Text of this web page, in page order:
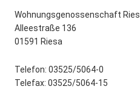
Wohnungsgenossenschaft
Alleestraße 136
01591 Riesa
Telefon: 03525/5064-0
Telefax: 03525/5064-15